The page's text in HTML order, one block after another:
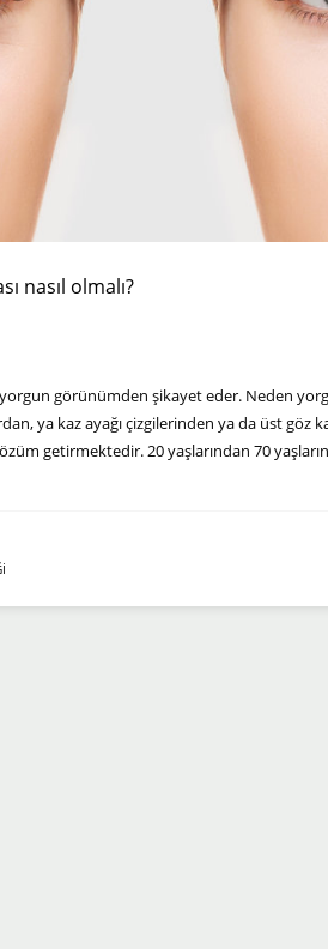
nasıl olmalı?
görünümden şikayet eder. Neden
ya kaz ayağı çizgilerinden ya da üst göz
getirmektedir. 20 yaşlarından 70